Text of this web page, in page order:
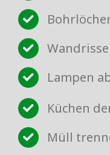
Lampen
Küchen
Müll